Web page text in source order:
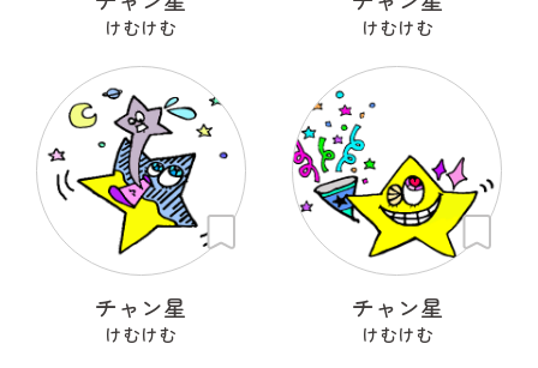
けむけむ けむけむ
チャン星
けむけむ
チャン星
けむけむ